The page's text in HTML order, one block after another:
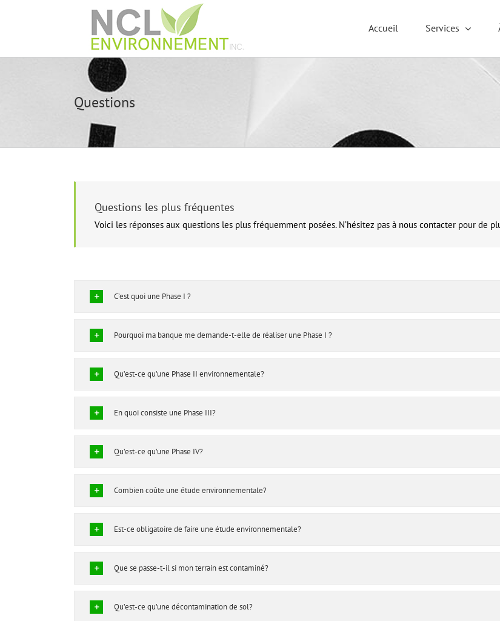
Accueil Services
Questions
Questions les plus fréquentes
Voici les réponses aux questions les plus fréquemment posées. N’hésitez pas à nous contacter pour de
C’est quoi une Phase I ?
Pourquoi ma banque me demande-t-elle de réaliser une Phase I ?
Qu’est-ce qu’une Phase II environnementale?
En quoi consiste une Phase III?
Qu’est-ce qu’une Phase IV?
Combien coûte une étude environnementale?
Est-ce obligatoire de faire une étude environnementale?
Que se passe-t-il si mon terrain est contaminé?
Qu’est-ce qu’une décontamination de sol?